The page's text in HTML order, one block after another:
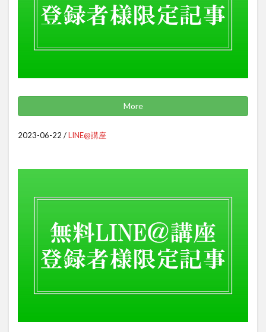
More
2023-06-22 /LINE@講座